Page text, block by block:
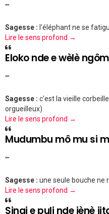
""
Sagesse : l'éléphant ne se
Lire le sens profond →
Eloko nde e wèlè
""
Sagesse : c'est la vieille
orgueilleux)
Lire le sens profond →
Mudumbu mô mu si
""
Sagesse : une seule bouche ne
Lire le sens profond →
Singi e puli nde jènè